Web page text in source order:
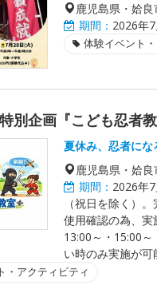
鹿児島県・姶良
期間： 2026年
体験イベント
別企画『こども忍者教
夏休み、忍者にな
鹿児島県・姶良
期間： 2026年
（祝日を除く）
使用確認の為、実
13:00～・15:00
い時のみ実施が可
・アクティビティ